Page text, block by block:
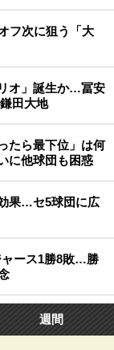
フ次に狙う「大
オ」誕生か…冨安
田大地
たら最下位」は何
に他球団も困惑
果…セ5球団に広
ャース1勝8敗…勝
週間